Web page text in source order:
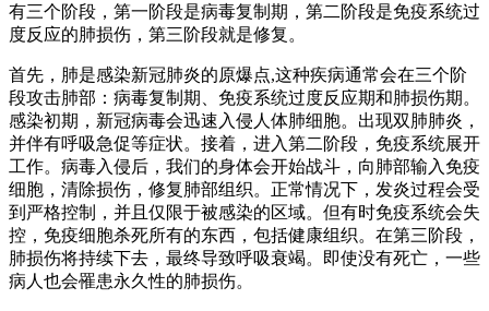
有三个阶段，第一阶段是病毒复制期，第二阶段是免疫系统过
度反应的肺损伤，第三阶段就是修复。
首先，肺是感染新冠肺炎的原爆点,这种疾病通常会在三个阶
段攻击肺部：病毒复制期、免疫系统过度反应期和肺损伤期。
感染初期，新冠病毒会迅速入侵人体肺细胞。出现双肺肺炎，
并伴有呼吸急促等症状。接着，进入第二阶段，免疫系统展开
工作。病毒入侵后，我们的身体会开始战斗，向肺部输入免疫
细胞，清除损伤，修复肺部组织。正常情况下，发炎过程会受
到严格控制，并且仅限于被感染的区域。但有时免疫系统会失
控，免疫细胞杀死所有的东西，包括健康组织。在第三阶段，
肺损伤将持续下去，最终导致呼吸衰竭。即使没有死亡，一些
病人也会罹患永久性的肺损伤。